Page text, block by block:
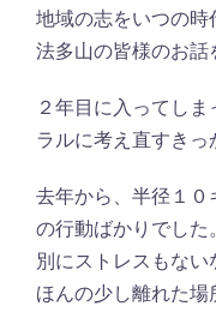
地域の志をいつの
法多山の皆様のお話
２年目に入ってし
ラルに考え直すきっ
去年から、半径１０
の行動ばかりでした。
別にストレスもない
ほんの少し離れた